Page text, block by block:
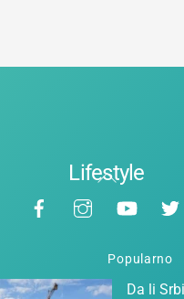
Back
To
Lifestyle
FacebookInstagram
Popularno
Da li